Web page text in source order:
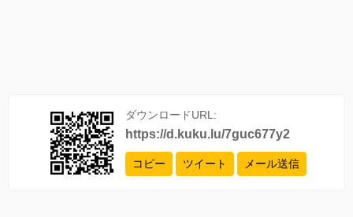
ダウンロードURL:
https://d.kuku.lu/7guc677y2
コピー ツイート メール送信